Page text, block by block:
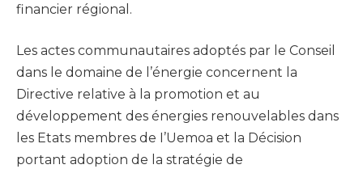
financier régional.
Les actes communautaires adoptés par le Conseil
dans le domaine de l’énergie concernent la
Directive relative à la promotion et au
développement des énergies renouvelables dans
les Etats membres de I’Uemoa et la Décision
portant adoption de la stratégie de